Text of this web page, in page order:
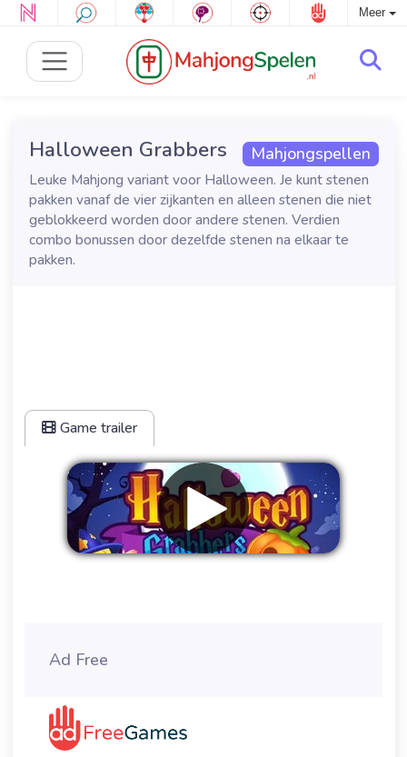
Meer
Mahjongspellen
Halloween Grabbers
Leuke Mahjong variant voor Halloween. Je kunt stenen
pakken vanaf de vier zijkanten en alleen stenen die niet
geblokkeerd worden door andere stenen. Verdien
combo bonussen door dezelfde stenen na elkaar te
pakken.
Game trailer
Ad Free